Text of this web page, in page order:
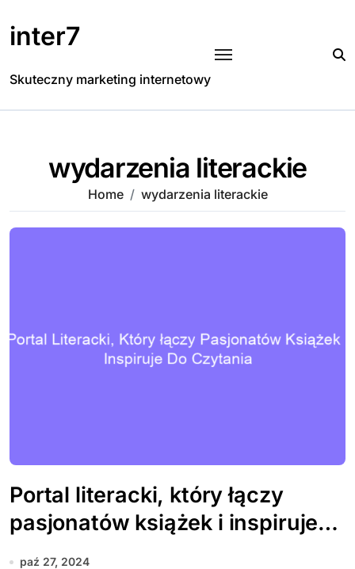
to
content
inter7
Skuteczny marketing internetowy
wydarzenia literackie
Home wydarzenia literackie
Portal literacki, który łączy
pasjonatów książek i inspiruje
do czytania
paź 27, 2024